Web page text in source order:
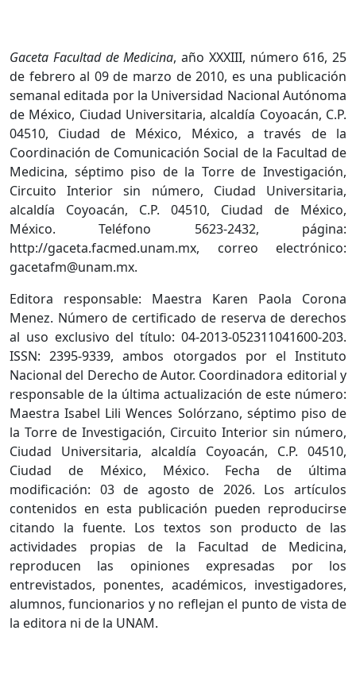
Gaceta Facultad de Medicina, año XXXIII, número 616, 25
de febrero al 09 de marzo de 2010, es una publicación
semanal editada por la Universidad Nacional Autónoma
de México, Ciudad Universitaria, alcaldía Coyoacán, C.P.
04510, Ciudad de México, México, a través de la
Coordinación de Comunicación Social de la Facultad de
Medicina, séptimo piso de la Torre de Investigación,
Circuito Interior sin número, Ciudad Universitaria,
alcaldía Coyoacán, C.P. 04510, Ciudad de México,
México. Teléfono 5623-2432, página:
http://gaceta.facmed.unam.mx, correo electrónico:
gacetafm@unam.mx.
Editora responsable: Maestra Karen Paola Corona
Menez. Número de certificado de reserva de derechos
al uso exclusivo del título: 04-2013-052311041600-203.
ISSN: 2395-9339, ambos otorgados por el Instituto
Nacional del Derecho de Autor. Coordinadora editorial y
responsable de la última actualización de este número:
Maestra Isabel Lili Wences Solórzano, séptimo piso de
la Torre de Investigación, Circuito Interior sin número,
Ciudad Universitaria, alcaldía Coyoacán, C.P. 04510,
Ciudad de México, México. Fecha de última
modificación: 03 de agosto de 2026. Los artículos
contenidos en esta publicación pueden reproducirse
citando la fuente. Los textos son producto de las
actividades propias de la Facultad de Medicina,
reproducen las opiniones expresadas por los
entrevistados, ponentes, académicos, investigadores,
alumnos, funcionarios y no reflejan el punto de vista de
la editora ni de la UNAM.